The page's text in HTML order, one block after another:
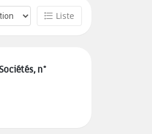
Liste
n°